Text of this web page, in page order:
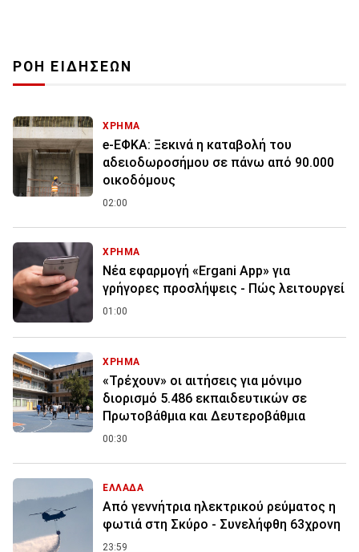
ΡΟΗ ΕΙΔΗΣΕΩΝ
ΧΡΗΜΑ
e-ΕΦΚΑ: Ξεκινά η καταβολή του
αδειοδωροσήμου σε πάνω από 90.000
οικοδόμους
02:00
ΧΡΗΜΑ
Νέα εφαρμογή «Ergani App» για
γρήγορες προσλήψεις - Πώς λειτουργεί
01:00
ΧΡΗΜΑ
«Τρέχουν» οι αιτήσεις για μόνιμο
διορισμό 5.486 εκπαιδευτικών σε
Πρωτοβάθμια και Δευτεροβάθμια
00:30
ΕΛΛΑΔΑ
Από γεννήτρια ηλεκτρικού ρεύματος η
φωτιά στη Σκύρο - Συνελήφθη 63χρονη
23:59